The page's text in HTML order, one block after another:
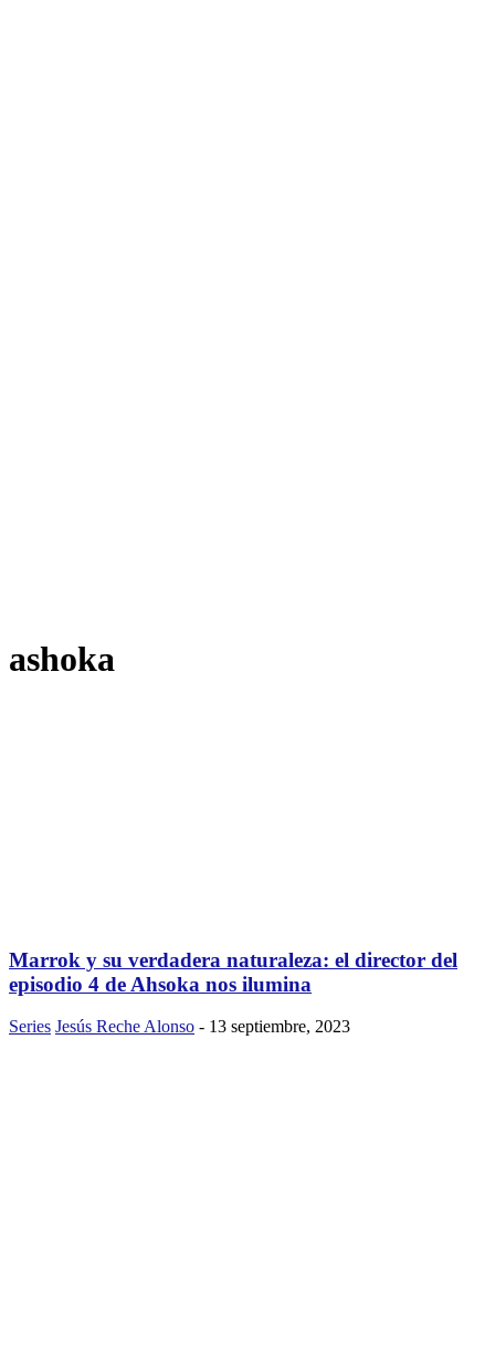
ashoka
Marrok y su verdadera naturaleza: el director del
episodio 4 de Ahsoka nos ilumina
Series Jesús Reche Alonso - 13 septiembre, 2023